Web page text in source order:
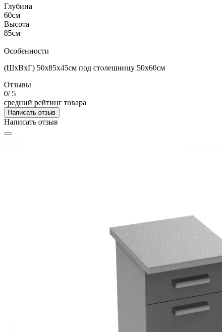
Глубина
60см
Высота
85см
Особенности
(ШхВхГ) 50х85х45см под столешницу 50х60см
Отзывы
0/ 5
средний рейтинг товара
Написать отзыв
Написать отзыв